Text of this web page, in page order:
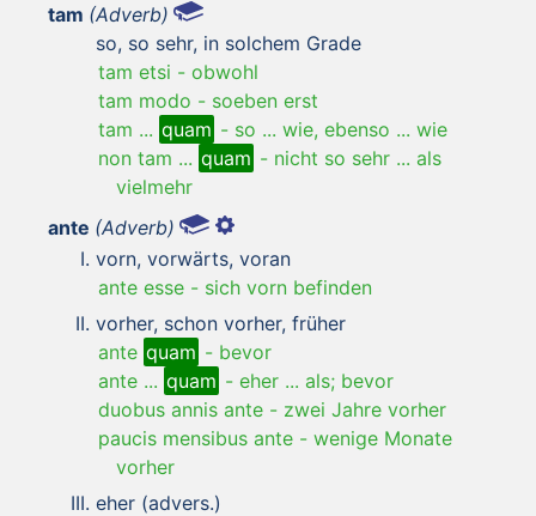
tam (Adverb)
so, so sehr, in solchem Grade
tam etsi - obwohl
tam modo - soeben erst
tam ... quam - so ... wie, ebenso ... wie
non tam ... quam - nicht so sehr ... als
vielmehr
ante (Adverb)
vorn, vorwärts, voran
ante esse - sich vorn befinden
vorher, schon vorher, früher
ante quam - bevor
ante ... quam - eher ... als; bevor
duobus annis ante - zwei Jahre vorher
paucis mensibus ante - wenige Monate
vorher
eher (advers.)